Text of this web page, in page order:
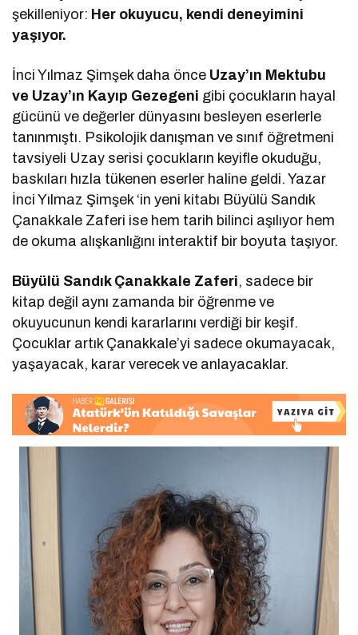
şekilleniyor: Her okuyucu, kendi deneyimini
yaşıyor.
İnci Yılmaz Şimşek daha önce Uzay’ın Mektubu
ve Uzay’ın Kayıp Gezegeni gibi çocukların hayal
gücünü ve değerler dünyasını besleyen eserlerle
tanınmıştı. Psikolojik danışman ve sınıf öğretmeni
tavsiyeli Uzay serisi çocukların keyifle okuduğu,
baskıları hızla tükenen eserler haline geldi. Yazar
İnci Yılmaz Şimşek ‘in yeni kitabı Büyülü Sandık
Çanakkale Zaferi ise hem tarih bilinci aşılıyor hem
de okuma alışkanlığını interaktif bir boyuta taşıyor.
Büyülü Sandık Çanakkale Zaferi, sadece bir
kitap değil aynı zamanda bir öğrenme ve
okuyucunun kendi kararlarını verdiği bir keşif.
Çocuklar artık Çanakkale’yi sadece okumayacak,
yaşayacak, karar verecek ve anlayacaklar.